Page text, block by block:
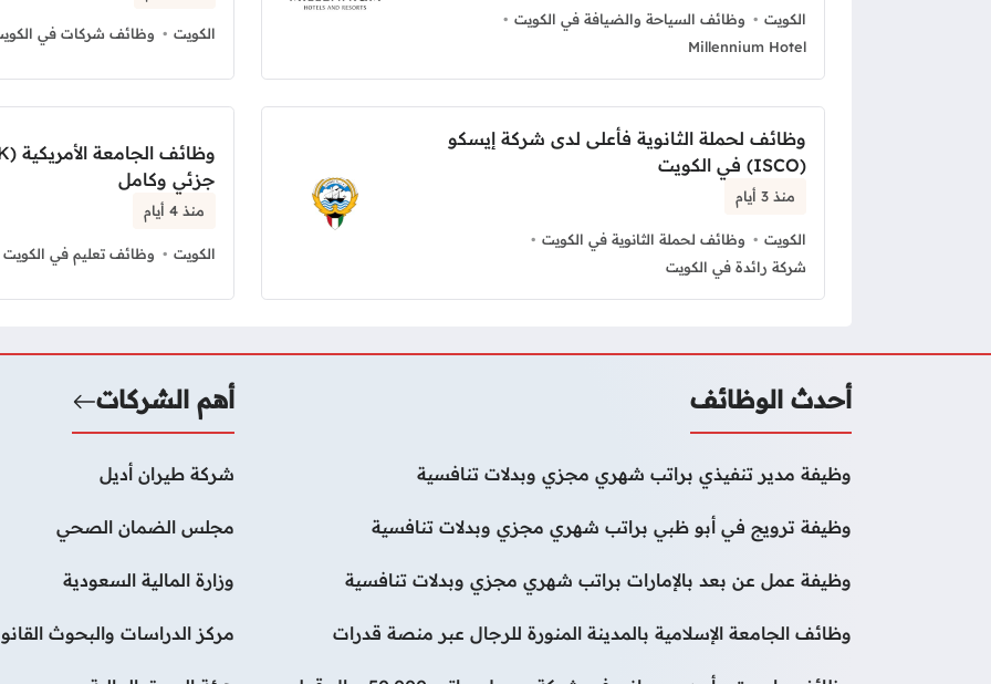
الكويت
وظائف السياحة والضيافة في الكويت
Millennium Hotel
الكويت وظائف شركات في
وظائف لحملة الثانوية فأعلى لدى شركة إيسكو
(ISCO) في الكويت
منذ 3 أيام
الكويت
وظائف لحملة الثانوية في الكويت
شركة رائدة في الكويت
جزئي وكامل
منذ 4 أيام
الكويت وظائف تعليم في الكويت
أحدث الوظائف
وظيفة مدير تنفيذي براتب شهري مجزي وبدلات تنافسية
وظيفة ترويج في أبو ظبي براتب شهري مجزي وبدلات تنافسية
وظيفة عمل عن بعد بالإمارات براتب شهري مجزي وبدلات تنافسية
وظائف الجامعة الإسلامية بالمدينة المنورة للرجال عبر منصة قدرات
أهم الشركات
شركة طيران أديل
مجلس الضمان الصحي
وزارة المالية السعودية
مركز الدراسات والبحوث